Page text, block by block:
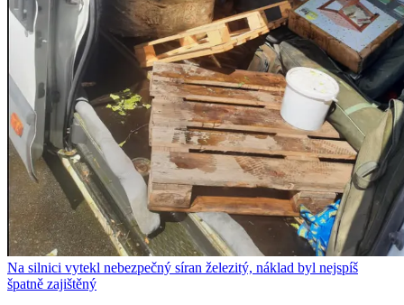
Na silnici vytekl nebezpečný síran železitý, náklad byl nejspíš
špatně zajištěný